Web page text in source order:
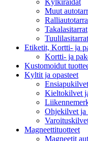
Muut
Takalasitarrat
Tuulilasitarrat
Etiketit, Kortti- ja
Kortti- ja
Kustomoidut
Kyltit ja opasteet
Kieltokilvet
Ohjekilvet ja
Magneettituotteet
Magneetit